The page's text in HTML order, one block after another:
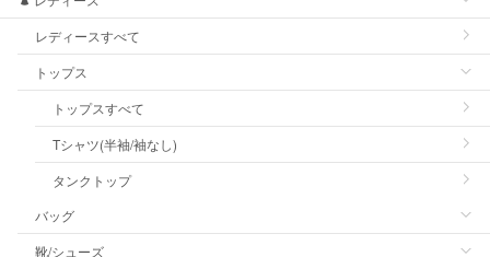
レディースすべて
トップス
トップスすべて
Tシャツ(半袖/袖なし)
タンクトップ
バッグ
靴/シューズ